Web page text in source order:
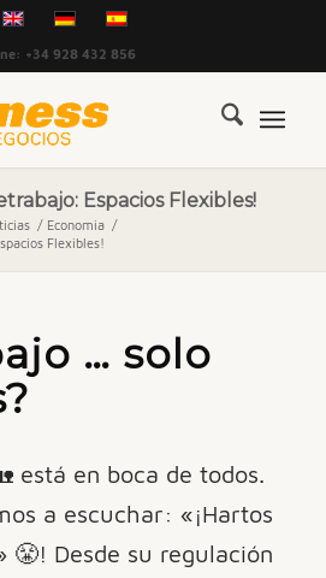
+34 928 432 856
Espacios Flexibles!
/ Economia /
Flexibles!
… solo
está en boca de todos.
a escuchar: «¡Hartos
😤! Desde su regulación